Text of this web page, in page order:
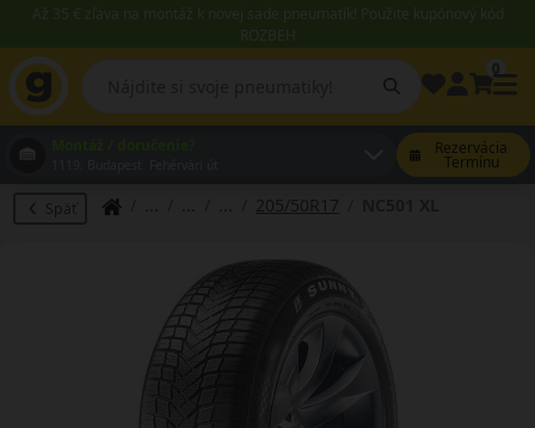
Až 35 € zľava na montáž k novej sade pneumatík! Použite kupónový kód
ROZBEH
Rezervácia
Termínu
Späť 205/50R17